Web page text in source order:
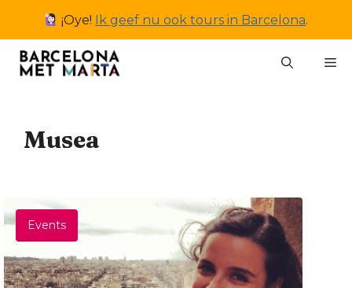
inhoud
¡Oye! Ik geef nu ook tours in Barcelona.
Musea
Events